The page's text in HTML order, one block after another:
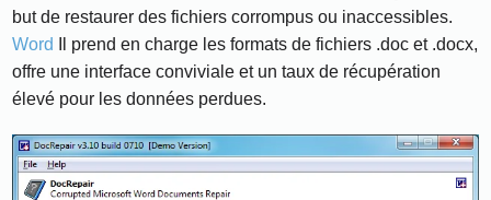
but de restaurer des fichiers corrompus ou inaccessibles.
Word
Il prend en charge les formats de fichiers .doc et .docx,
offre une interface conviviale et un taux de récupération
élevé pour les données perdues.